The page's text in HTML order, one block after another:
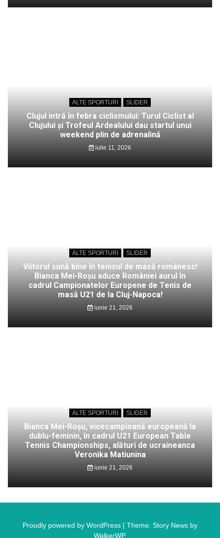
ALTE SPORTURI SLIDER
Clujul intră în febra ciclismului: Turul Ciclist al
Clujului și Trofeul Ardealului dau startul unui
weekend plin de adrenalină
iulie 11, 2026
ALTE SPORTURI SLIDER
Viitorul sună bine în tenisul de masă românesc!
Bianca Mei-Roșu aduce României aurul în
cadrul Campionatelor Europene de Tenis de
masă U21 de la Cluj-Napoca!
iunie 21, 2026
ALTE SPORTURI SLIDER
Bianca Mei-Roșu, vicecampioană europeană la
dublu-feminin, în cadrul U21 European Table
Tennis Championships, alături de ucraineanca
Veronika Matiunina
iunie 21, 2026
Proudly powered by WordPress | Theme: Story News by
WalkerWP.